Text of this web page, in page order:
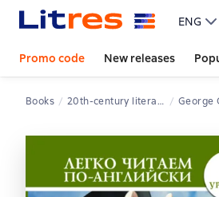
ENG
Promo code New releases
Books 20th-century literature